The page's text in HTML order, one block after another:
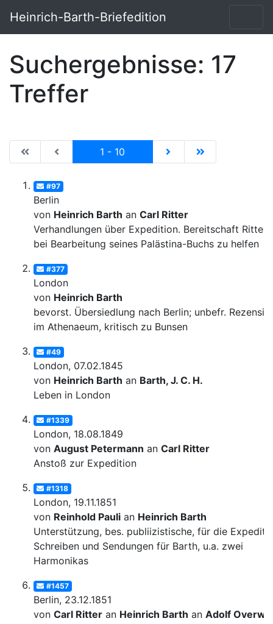
Heinrich-Barth-Briefedition
Suchergebnisse: 17
Treffer
|de:Erste Seite|en:First results page|
|de:Vorhergehende Seite|en:Previous results
1 - 10 |de:Nächste
|de:Letzte
#97
Berlin
von Heinrich Barth an Carl Ritter
Verhandlungen über Expedition. Bereitschaft Ritter
bei Bearbeitung seines Palästina-Buchs zu helfen
#377
London
von Heinrich Barth
bevorst. Übersiedlung nach Berlin; unbefr.
im Athenaeum, kritisch zu Bunsen
#49
London, 07.02.1845
von Heinrich Barth an Barth, J. C. H.
Leben in London
#1339
London, 18.08.1849
von August Petermann an Carl Ritter
Anstoß zur Expedition
#1318
London, 19.11.1851
von Reinhold Pauli an Heinrich Barth
Unterstützung, bes. publiizistische, für die
Schreiben und Sendungen für Barth, u.a. zwei
Harmonikas
#1457
Berlin, 23.12.1851
von Carl Ritter an Heinrich Barth an Adolf